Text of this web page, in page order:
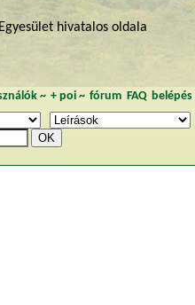
hivatalos oldala
~ + poi~ fórum FAQ belépés